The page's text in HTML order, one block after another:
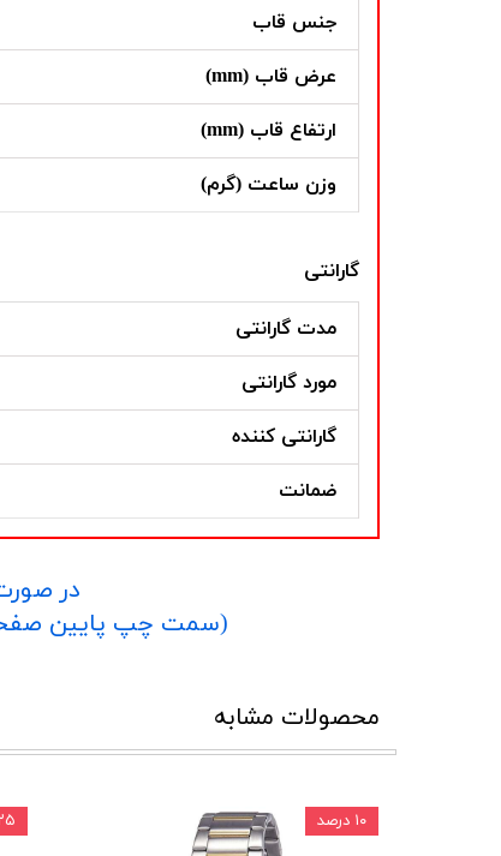
جنس قاب
عرض قاب (mm)
ارتفاع قاب (mm)
وزن ساعت (گرم)
گارانتی
مدت گارانتی
مورد گارانتی
گارانتی کننده
ضمانت
در
​​​​​​​(سمت چپ پایین صفحه) و یا شماره 09152458635 در واتساپ یا
محصولات مشابه
۱۰ درصد ۲۵